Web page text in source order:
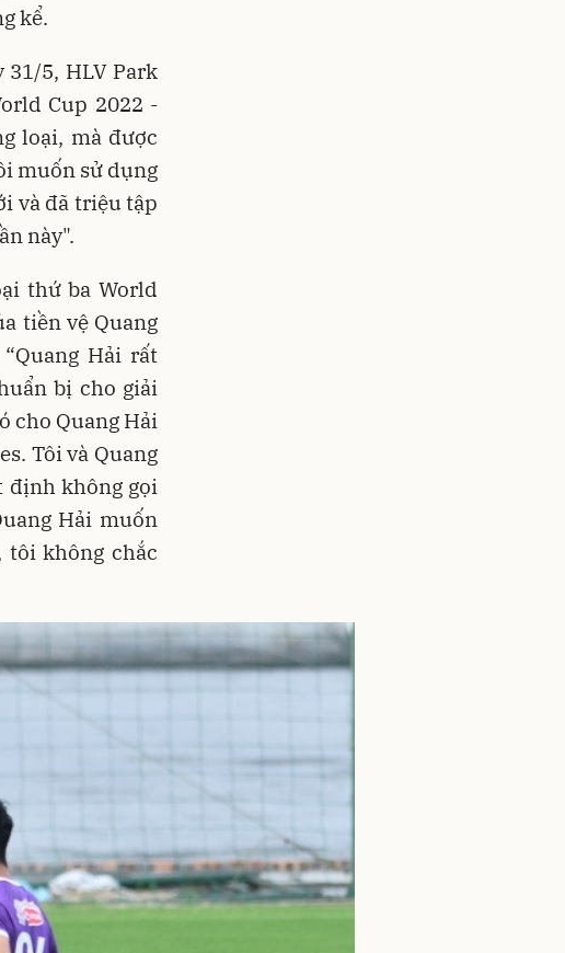
kể.
5, HLV Park
Cup 2022 -
loại, mà được
muốn sử dụng
và đã triệu tập
này".
thứ ba World
tiền vệ Quang
Hải rất
bị cho giải
cho Quang Hải
Tôi và Quang
định không gọi
Hải muốn
tôi không chắc